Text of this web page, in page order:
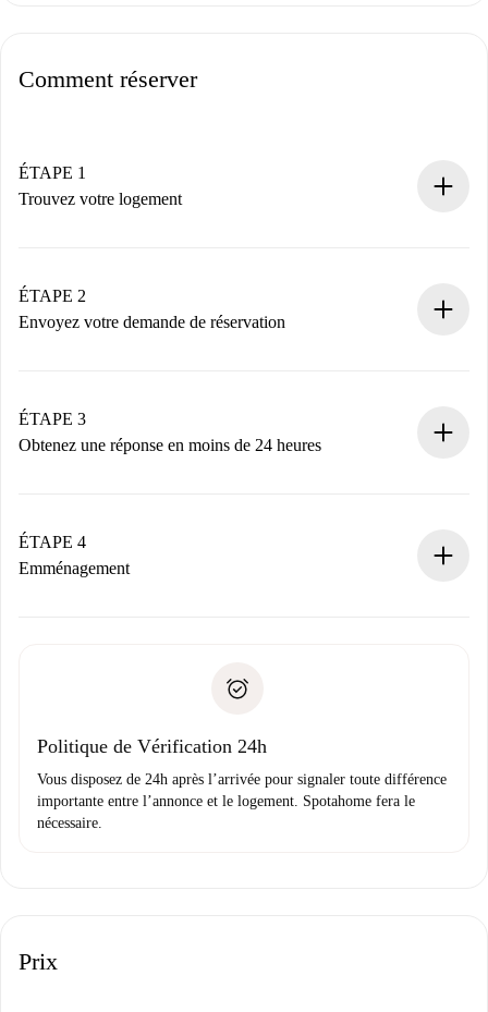
Comment réserver
ÉTAPE 1
Trouvez votre logement
Vous disposez à l’avance de toutes les informations
nécessaires.
ÉTAPE 2
Envoyez votre demande de réservation
Nous ne vous facturerons rien tant que le propriétaire
n’aura pas accepté.
ÉTAPE 3
Obtenez une réponse en moins de 24 heures
contact avec le propriétaire.
Si refusé : aucun prélèvement et nous vous proposerons
Justificatif de solvabilité
ÉTAPE 4
Emménagement
uniquement si aucun problème n'est signalé.
Politique de Vérification 24h
Vous disposez de 24h après l’arrivée pour signaler toute différence
importante entre l’annonce et le logement. Spotahome fera le
nécessaire.
Prix